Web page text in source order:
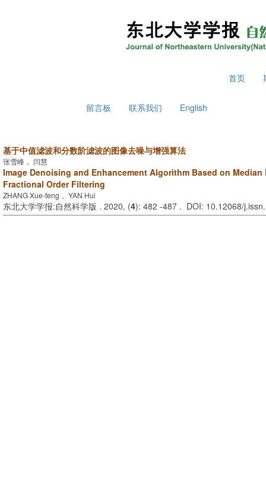
首页
留言板 联系我们 English
基于中值滤波和分数阶滤波的图像去噪与增强算法
张雪峰， 闫慧
Image Denoising and Enhancement Algorithm Based on
Fractional Order Filtering
ZHANG Xue-feng， YAN Hui
东北大学学报:自然科学版 . 2020, (4): 482 -487 . DOI: 10.12068/